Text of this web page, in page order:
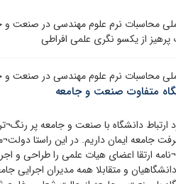
محاسبات نرم علوم مهندسی در صنعت و
پرهیز از یکسو نگری علمی افراطی
محاسبات نرم علوم مهندسی در صنعت و
متفاوت صنعت و جامعه
دانشگاه با صنعت و جامعه پر
جامعه ایمان داریم. در این راستا
ارتقا اعضای هیات علمی را طراحی و اجرا
و متقابلا همه مدیران اجرایی